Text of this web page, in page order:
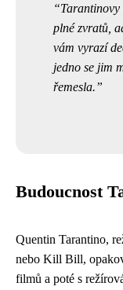
plné zvratů,
vám vyrazí
jedno se jim
řemesla.
Budoucnost
Quentin Tarantino,
nebo Kill Bill,
filmů a poté s